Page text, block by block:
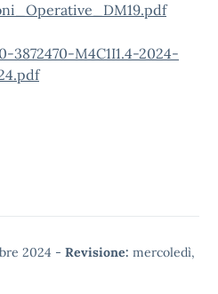
M4C1I1.4-2024-
2024 - Revisione: mercoledì,